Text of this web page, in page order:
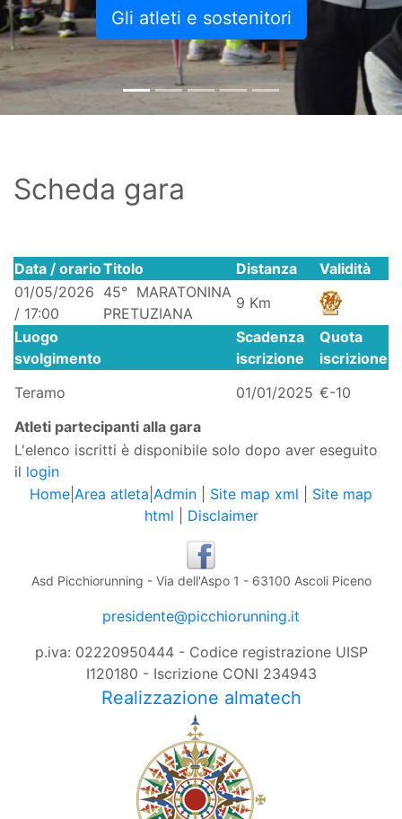
Gli atleti e sostenitori
Scheda gara
Data / orarioTitolo Distanza
Validità
01/05/2026
/ 17:00
45° MARATONINA
PRETUZIANA
9 Km
Luogo
svolgimento
Scadenza
iscrizione
Quota
iscrizione
Teramo
01/01/2025 €-10
Atleti partecipanti alla gara
L'elenco iscritti è disponibile solo dopo aver eseguito
il login
Home Area atleta Admin Site map xml
Site map
html
Disclaimer
Asd Picchiorunning - Via dell'Aspo 1 - 63100 Ascoli Piceno
presidente@picchiorunning.it
p.iva: 02220950444 - Codice registrazione UISP
I120180 - Iscrizione CONI 234943
Realizzazione almatech